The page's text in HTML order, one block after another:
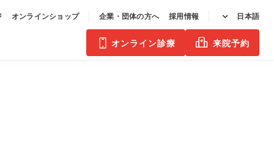
オンラインショップ 企業・団体の方へ 採用情報 日本語
来院予約
オンライン診療